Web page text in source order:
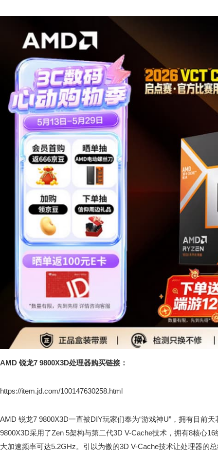
AMD 锐龙7 9800X3D处理器购买链接：
https://item.jd.com/100147630258.html
AMD 锐龙7 9800X3D一直被DIY玩家们奉为“游戏神U”，拥有目前
9800X3D采用了Zen 5架构与第二代3D V-Cache技术，拥有8核心
大加速频率可达5.2GHz。引以为傲的3D V-Cache技术让处理器的